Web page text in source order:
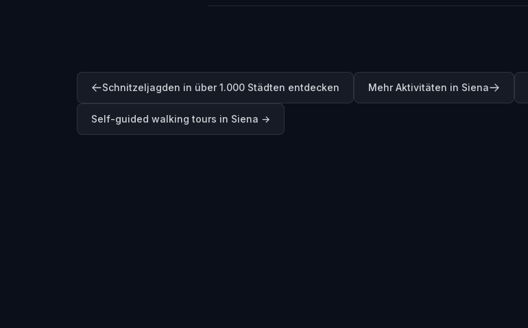
Schnitzeljagden in über 1.000 Städten entdecken Mehr Aktivitäten in Siena
Self-guided walking tours in Siena →